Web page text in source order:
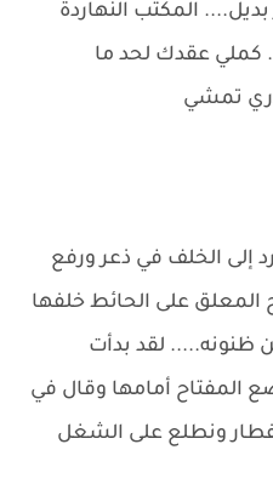
المكتب النهاردة
عقدك لحد ما
تمشي
إلى الخلف في ذعر ورفع
المعلق على الحائط خلفها
ظنونه..... لقد بدأت
المفتاح أمامها وقال في
ونطلع على الشغل